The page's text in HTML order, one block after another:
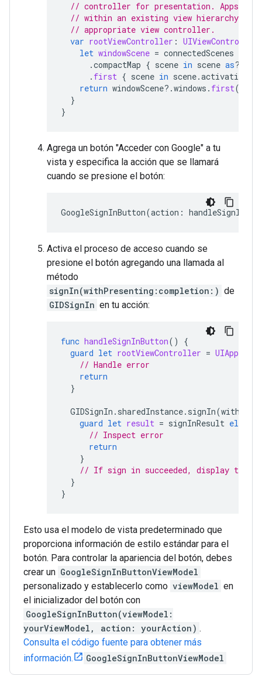
// controller for presentation. Apps
// within an existing view hierarchy
// appropriate view controller.
var rootViewController : UIViewController
let windowScene = connectedScenes
.compactMap { scene in scene as?
. first { scene in scene.
return windowScene?.windows . first(
}
}
Agrega un botón "Acceder con Google" a tu
vista y especifica la acción que se llamará
cuando se presione el botón:
GoogleSignInButton(action :
Activa el proceso de acceso cuando se
presione el botón agregando una llamada al
método
signIn(withPresenting:completion:) de
GIDSignIn en tu acción:
func handleSignInButton()
{
guard let rootViewController =
// Handle error
return
}
GIDSignIn . sharedInstance. signIn(
guard let result = signInResult else
// Inspect error
return
}
// If sign in succeeded, display the
}
}
Esto usa el modelo de vista predeterminado que
proporciona información de estilo estándar para el
botón. Para controlar la apariencia del botón, debes
crear un GoogleSignInButtonViewModel
personalizado y establecerlo como viewModel en
el inicializador del botón con
GoogleSignInButton(viewModel:
yourViewModel, action: yourAction) .
Consulta el código fuente para obtener más
información.
GoogleSignInButtonViewModel